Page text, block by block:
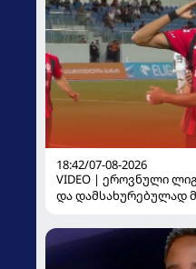
18:42/07-08-2026
VIDEO | ეროვნული
და დამსახურებულად